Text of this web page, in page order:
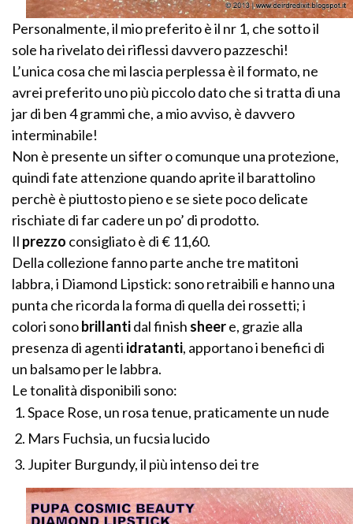
Personalmente, il mio preferito è il nr 1, che sotto il
sole ha rivelato dei riflessi davvero pazzeschi!
L’unica cosa che mi lascia perplessa è il formato, ne
avrei preferito uno più piccolo dato che si tratta di una
jar di ben 4 grammi che, a mio avviso, è davvero
interminabile!
Non è presente un sifter o comunque una protezione,
quindi fate attenzione quando aprite il barattolino
perchè è piuttosto pieno e se siete poco delicate
rischiate di far cadere un po’ di prodotto.
Il prezzo consigliato è di € 11,60.
Della collezione fanno parte anche tre matitoni
labbra, i Diamond Lipstick: sono retraibili e hanno una
punta che ricorda la forma di quella dei rossetti; i
colori sonobrillantidal finish sheere, grazie alla
presenza di agenti idratanti, apportano i benefici di
un balsamo per le labbra.
Le tonalità disponibili sono:
Space Rose, un rosa tenue, praticamente un nude
Mars Fuchsia, un fucsia lucido
Jupiter Burgundy, il più intenso dei tre